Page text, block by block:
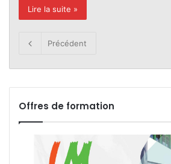
Lire la suite »
Précédent
Offres de formation